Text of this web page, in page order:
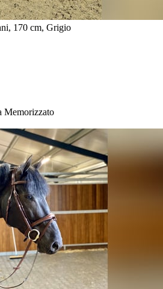
170 cm, Grigio
Memorizzato